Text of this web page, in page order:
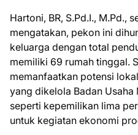
Hartoni, BR, S.Pd.I., M.Pd.,
mengatakan, pekon ini
keluarga dengan total
memiliki 69 rumah tinggal.
memanfaatkan potensi
yang dikelola Badan Usaha
seperti kepemilikan lima
untuk kegiatan ekonomi